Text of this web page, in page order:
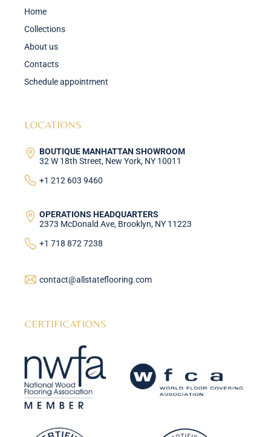
Home
Collections
About us
Contacts
Schedule appointment
LOCATIONS
BOUTIQUE MANHATTAN SHOWROOM
32 W 18th Street, New York, NY 10011
+1 212 603 9460
OPERATIONS HEADQUARTERS
2373 McDonald Ave, Brooklyn, NY 11223
+1 718 872 7238
contact@allstateflooring.com
CERTIFICATIONS